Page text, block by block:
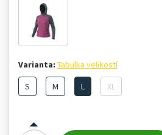
Varianta: Tabulka velikostí
S
M L XL